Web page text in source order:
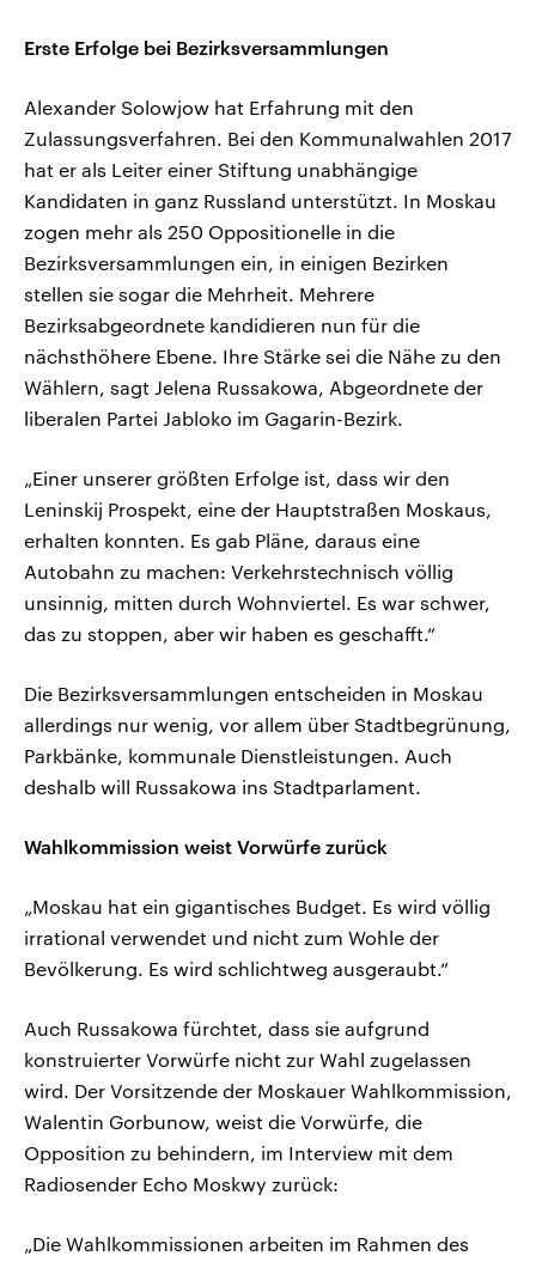
Erste Erfolge bei Bezirksversammlungen
Alexander Solowjow hat Erfahrung mit den
Zulassungsverfahren. Bei den Kommunalwahlen 2017
hat er als Leiter einer Stiftung unabhängige
Kandidaten in ganz Russland unterstützt. In Moskau
zogen mehr als 250 Oppositionelle in die
Bezirksversammlungen ein, in einigen Bezirken
stellen sie sogar die Mehrheit. Mehrere
Bezirksabgeordnete kandidieren nun für die
nächsthöhere Ebene. Ihre Stärke sei die Nähe zu den
Wählern, sagt Jelena Russakowa, Abgeordnete der
liberalen Partei Jabloko im Gagarin-Bezirk.
„Einer unserer größten Erfolge ist, dass wir den
Leninskij Prospekt, eine der Hauptstraßen Moskaus,
erhalten konnten. Es gab Pläne, daraus eine
Autobahn zu machen: Verkehrstechnisch völlig
unsinnig, mitten durch Wohnviertel. Es war schwer,
das zu stoppen, aber wir haben es geschafft.“
Die Bezirksversammlungen entscheiden in Moskau
allerdings nur wenig, vor allem über Stadtbegrünung,
Parkbänke, kommunale Dienstleistungen. Auch
deshalb will Russakowa ins Stadtparlament.
Wahlkommission weist Vorwürfe zurück
„Moskau hat ein gigantisches Budget. Es wird völlig
irrational verwendet und nicht zum Wohle der
Bevölkerung. Es wird schlichtweg ausgeraubt.“
Auch Russakowa fürchtet, dass sie aufgrund
konstruierter Vorwürfe nicht zur Wahl zugelassen
wird. Der Vorsitzende der Moskauer Wahlkommission,
Walentin Gorbunow, weist die Vorwürfe, die
Opposition zu behindern, im Interview mit dem
Radiosender Echo Moskwy zurück:
„Die Wahlkommissionen arbeiten im Rahmen des